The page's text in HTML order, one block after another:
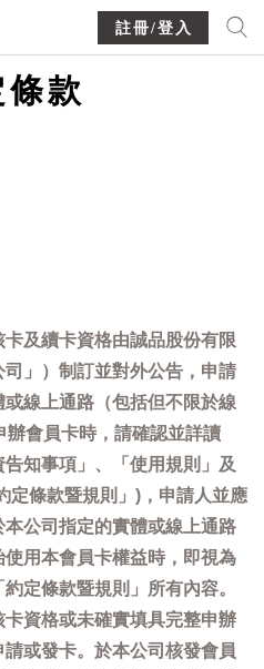
註冊/登入
款
及續卡資格由誠品股份有限
」）制訂並對外公告，申請
線上通路（包括但不限於線
辦會員卡時，請確認並詳讀
告知事項」、「使用規則」及
定條款暨規則」)，申請人並應
公司指定的實體或線上通路
用本會員卡權益時，即視為
定條款暨規則」所有內容。
資格或未確實填具完整申辦
或發卡。於本公司核發會員